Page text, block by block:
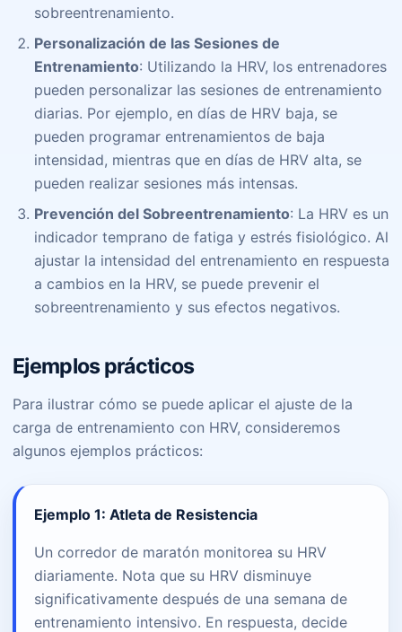
sobreentrenamiento.
Personalización de las Sesiones de
Entrenamiento: Utilizando la HRV, los entrenadores
pueden personalizar las sesiones de entrenamiento
diarias. Por ejemplo, en días de HRV baja, se
pueden programar entrenamientos de baja
intensidad, mientras que en días de HRV alta, se
pueden realizar sesiones más intensas.
Prevención del Sobreentrenamiento: La HRV es un
indicador temprano de fatiga y estrés fisiológico. Al
ajustar la intensidad del entrenamiento en respuesta
a cambios en la HRV, se puede prevenir el
sobreentrenamiento y sus efectos negativos.
Ejemplos prácticos
Para ilustrar cómo se puede aplicar el ajuste de la
carga de entrenamiento con HRV, consideremos
algunos ejemplos prácticos:
Ejemplo 1: Atleta de Resistencia
Un corredor de maratón monitorea su HRV
diariamente. Nota que su HRV disminuye
significativamente después de una semana de
entrenamiento intensivo. En respuesta, decide